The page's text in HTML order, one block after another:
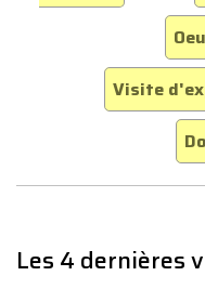
Visite
Les 4 dernières